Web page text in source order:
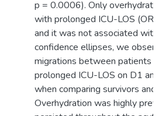
p = 0.0006). Only
with prolonged ICU-LOS
and it was not associated with
confidence ellipses, we
migrations between patients
prolonged ICU-LOS on D1
when comparing survivors and
Overhydration was highly